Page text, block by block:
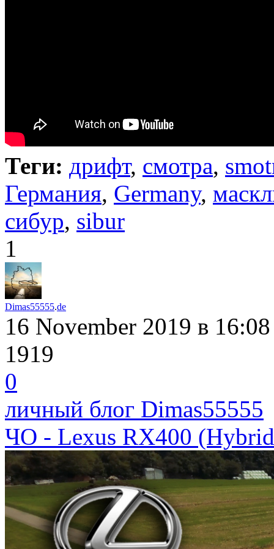
Теги: дрифт, смотра,
Германия, Germany,
сибур, sibur
1
Dimas55555.de
16 November 2019 в 16:08
1919
0
личный блог Dimas55555
ЧО - Lexus RX400